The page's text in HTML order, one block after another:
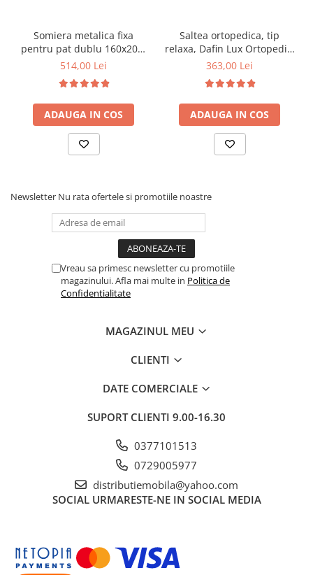
Somiera metalica fixa
pentru pat dublu 160x200,
6 picioare, 32 lamele lemn
saltea ferm, negru
514,00 Lei
ADAUGA IN COS
Saltea ortopedica, tip
relaxa, Dafin Lux Ortopedic,
90x200x21cm, fermitate
tip Bonell, fata vara-iarna,
sistem de aerisire cu
butoni, Salt Confort
363,00 Lei
ADAUGA IN COS
Newsletter Nu rata ofertele si promotiile noastre
Vreau sa primesc newsletter cu promotiile
magazinului. Afla mai multe in Politica de
Confidentialitate
MAGAZINUL MEU
CLIENTI
DATE COMERCIALE
SUPORT CLIENTI 9.00-16.30
0377101513
0729005977
distributiemobila@yahoo.com
SOCIAL URMARESTE-NE IN SOCIAL MEDIA